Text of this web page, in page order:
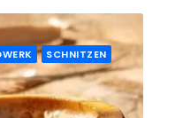
SCHNITZEN